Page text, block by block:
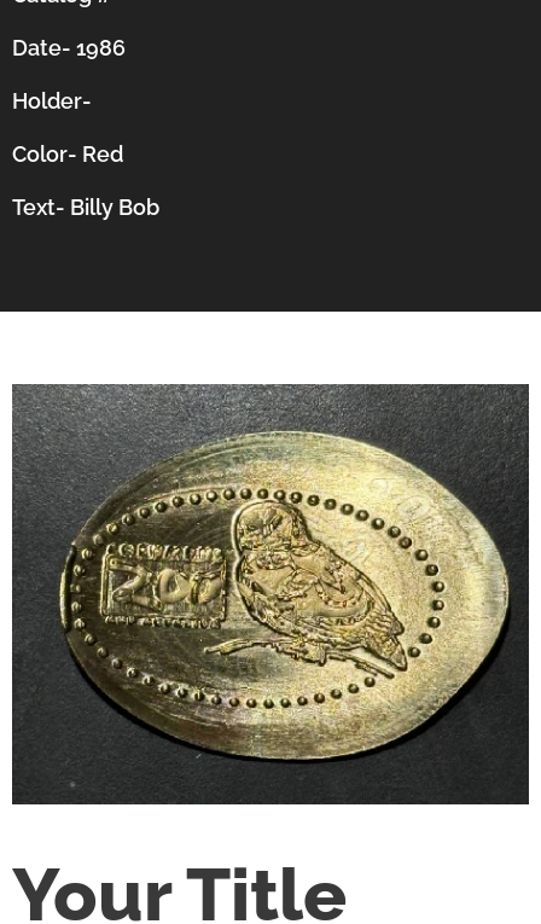
Date- 1986
Holder-
Color- Red
Text- Billy Bob
Your Title